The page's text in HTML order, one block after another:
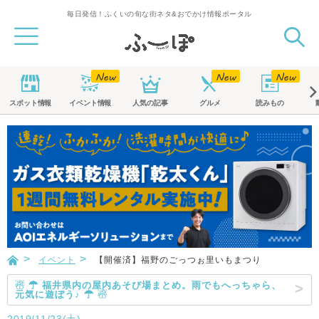
毎日発信！ふくいの旬な街ネタ&おでかけ情報ポータル
スポット情報 イベント情報 人気の記事 グルメ 読みもの
イベント 【開催済】福野のごっつぉ里いもまつり
☃ ☂ 福井県内の屋内あそび場まとめ。雨でもへっちゃら、
元気に遊ぼう♪ ☂ ☃